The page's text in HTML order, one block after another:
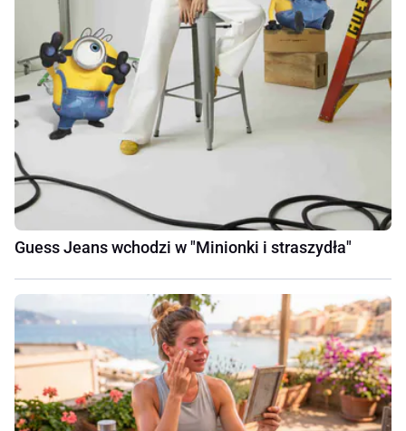
Guess Jeans wchodzi w "Minionki i straszydła"